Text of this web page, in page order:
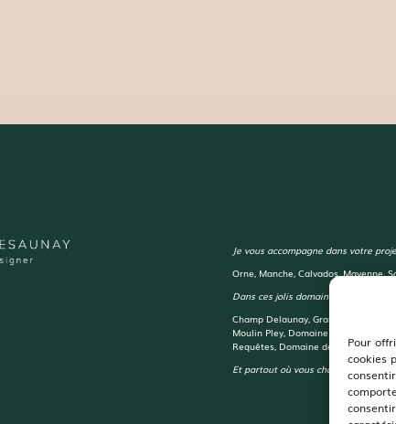
Pour
cookies
Je vous accompagne dans votre
Orne, Manche, Calvados, Mayenne,
Dans ces jolis domaines de réception :
Champ Delaunay, Grange d’Espins,
Moulin Pley, Domaine de la Guérie,
Requêtes, Domaine de la Cour des
Et partout où vous choisirez de vous